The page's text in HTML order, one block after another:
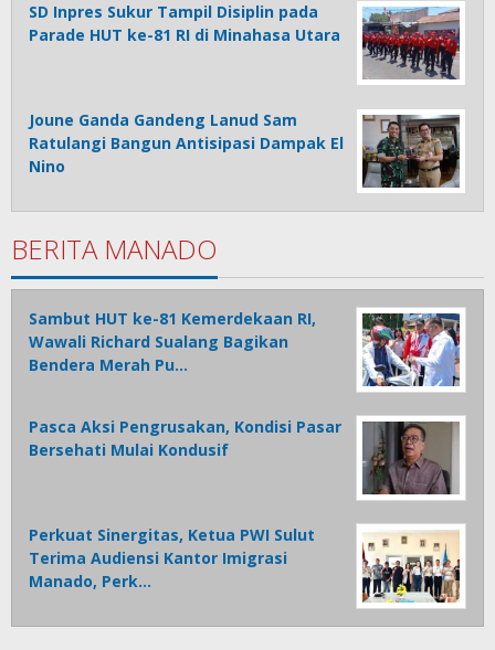
SD Inpres Sukur Tampil Disiplin pada
Parade HUT ke-81 RI di Minahasa Utara
Joune Ganda Gandeng Lanud Sam
Ratulangi Bangun Antisipasi Dampak El
Nino
BERITA MANADO
Sambut HUT ke-81 Kemerdekaan RI,
Wawali Richard Sualang Bagikan
Bendera Merah Pu…
Pasca Aksi Pengrusakan, Kondisi Pasar
Bersehati Mulai Kondusif
Perkuat Sinergitas, Ketua PWI Sulut
Terima Audiensi Kantor Imigrasi
Manado, Perk…